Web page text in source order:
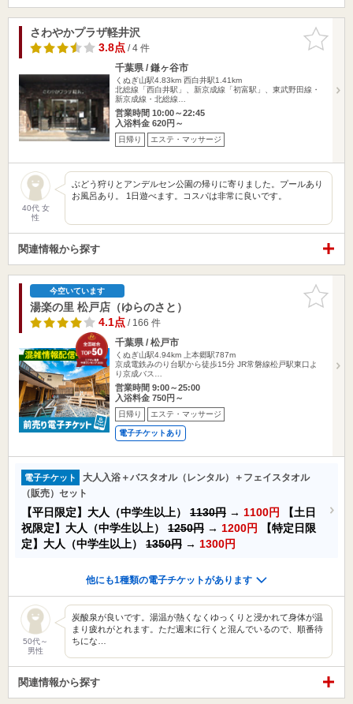
お気に入
りに追加
さわやかプラザ軽井沢
3.8点/ 4 件
千葉県 / 鎌ヶ谷市
くぬぎ山駅4.83km 西白井駅1.41km
北総線「西白井駅」、新京成線「初富駅」、東武野田線・
新京成線・北総線…
営業時間 10:00～22:45
入浴料金 620円～
日帰り エステ・マッサージ
40代 女
性
ぶどう狩りとアンデルセン公園の帰りに寄りました。プールあり
お風呂あり。 1日遊べます。コスパは非常に良いです。
関連情報から探す
お気に入
りに追加
今空いています
湯楽の里 松戸店（ゆらのさと）
4.1点/ 166 件
千葉県 / 松戸市
くぬぎ山駅4.94km
上本郷駅787m
京成電鉄みのり台駅から徒歩15分 JR常磐線松戸駅東口よ
り京成バス…
営業時間 9:00～25:00
入浴料金 750円～
日帰り エステ・マッサージ
電子チケットあり
電子チケット
大人入浴＋バスタオル（レンタル）＋フェイスタオル
（販売）セット
【平日限定】大人（中学生以上） 1130円 → 1100円
【土日
祝限定】大人（中学生以上） 1250円 → 1200円
【特定日限
定】大人（中学生以上） 1350円 → 1300円
他にも1種類の電子チケットがあります
50代～
男性
炭酸泉が良いです。湯温が熱くなくゆっくりと浸かれて身体が温
まり疲れがとれます。ただ週末に行くと混んでいるので、順番待
ちにな…
関連情報から探す